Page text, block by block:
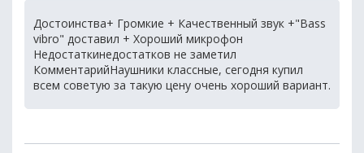
Достоинства+ Громкие + Качественный звук +"Bass
vibro" доставил + Хороший микрофон
Недостаткинедостатков не заметил
КомментарийНаушники классные, сегодня купил
всем советую за такую цену очень хороший вариант.